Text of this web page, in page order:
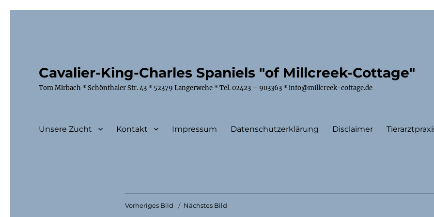
Cavalier-King-Charles Spaniels "of Millcreek-Cottage"
Tom Mirbach * Schönthaler Str. 43 * 52379 Langerwehe * Tel. 02423 – 903363 * info@millcreek-cottage.de
Unsere Zucht Kontakt Impressum Datenschutzerklärung Disclaimer
Vorheriges Bild Nächstes Bild